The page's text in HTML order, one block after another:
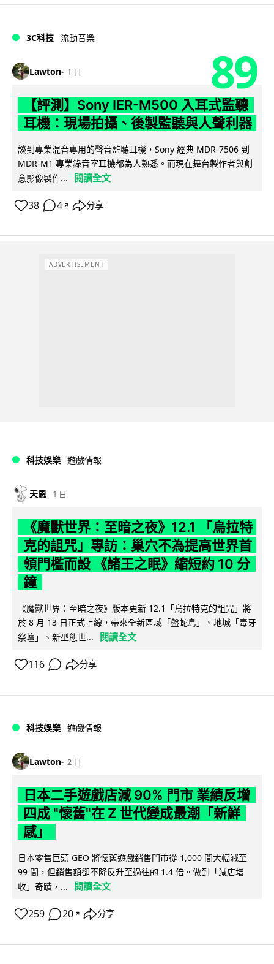
3C科技 流動音樂
Lawton 1 日 89
【評測】Sony IER-M500 入耳式監聽
耳機：現場拍攝、後製監聽與人聲利器
談到專業混音專用的聲音監聽耳機，Sony 經典 MDR-7506 到
MDR-M1 專業錄音室耳機都為人熟悉。而現在舞台製作者與創
意影像製作...
閱讀全文
38 4 ↗ 分享
ADVERTISEMENT
科技娛樂 遊戲情報
天恩 1 日
《魔獸世界：至暗之夜》12.1 「烏拉特
克的詛咒」專訪：巢穴不為提高世界首
領門檻而設 《諸王之眠》縮短約 10 分
鐘
《魔獸世界：至暗之夜》版本更新 12.1「烏拉特克的詛咒」將
於 8 月 13 日正式上線，帶來全新區域「盤蛇島」、地城「毒牙
祭壇」、新型態世...
閱讀全文
116 分享
科技娛樂 遊戲情報
Lawton 2 日
日本二手遊戲店減 90% 門市 業績反增
四成 "懷舊"在 Z 世代變成最潮「新鮮
感」
日本零售巨頭 GEO 將懷舊遊戲銷售門市從 1,000 間大幅減至
99 間，但銷售額卻不降反升至過往的 1.4 倍。做到「減店增
收」奇蹟，...
閱讀全文
259 20 ↗ 分享